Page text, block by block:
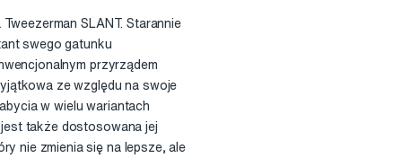
SLANT. Starannie
swego gatunku
przyrządem
ze względu na swoje
w wielu wariantach
także dostosowana jej
nie zmienia się na lepsze, ale